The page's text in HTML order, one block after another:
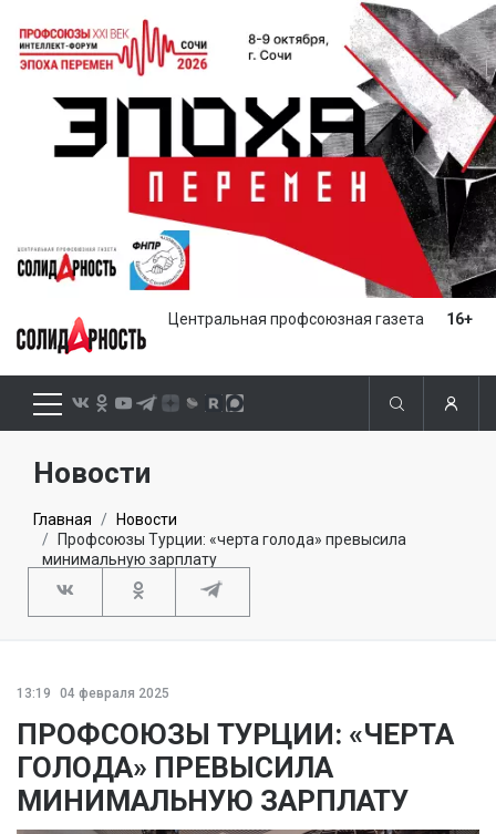
Центральная профсоюзная газета 16+
Новости
Главная
Новости
Профсоюзы Турции: «черта голода» превысила
минимальную зарплату
13:19 04 февраля 2025
ПРОФСОЮЗЫ ТУРЦИИ: «ЧЕРТА
ГОЛОДА» ПРЕВЫСИЛА
МИНИМАЛЬНУЮ ЗАРПЛАТУ